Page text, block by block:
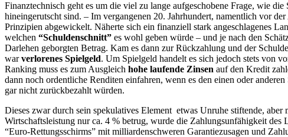
Finanztechnisch geht es um die viel zu lange aufgeschobene Frage, wie die
hineingerutscht sind. – Im vergangenen 20. Jahrhundert, namentlich vor
Prinzipien abgewickelt. Näherte sich ein finanziell stark angeschlagenes
welchen “Schuldenschnitt” es wohl geben würde – und je nach den
Darlehen geborgten Betrag. Kam es dann zur Rückzahlung und der
warverlorenes Spielgeld. Um Spielgeld handelt es sich jedoch stets von
Ranking muss es zum Ausgleich hohe laufende Zinsen auf den Kredit
dann noch ordentliche Renditen einfahren, wenn es den einen oder
gar nicht zurückbezahlt würden.
Dieses zwar durch sein spekulatives Element etwas Unruhe stiftende,
Wirtschaftsleistung nur ca. 4 % betrug, wurde die Zahlungsunfähigkeit des
“Euro-Rettungsschirms” mit milliardenschweren Garantiezusagen und